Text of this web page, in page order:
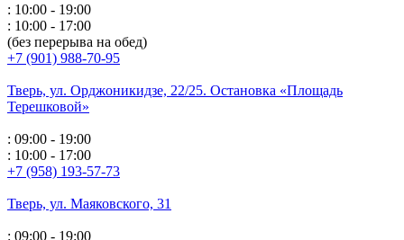
: 10:00 - 19:00
: 10:00 - 17:00
(без перерыва на обед)
+7 (901) 988-70-95
Тверь, ул. Орджоникидзе, 22/25. Остановка «Площадь
Терешковой»
: 09:00 - 19:00
: 10:00 - 17:00
+7 (958) 193-57-73
Тверь, ул. Маяковского, 31
: 09:00 - 19:00